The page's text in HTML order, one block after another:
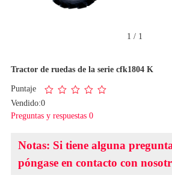
1 / 1
Tractor de ruedas de la serie cfk1804 K
Puntaje
Vendido:0
Preguntas y respuestas 0
Notas: Si tiene alguna
póngase en contacto con